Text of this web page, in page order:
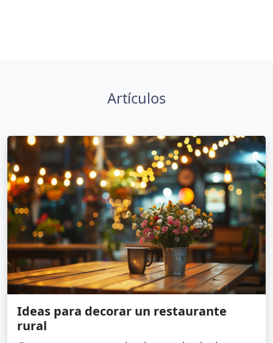
Artículos
Ideas para decorar un restaurante
rural